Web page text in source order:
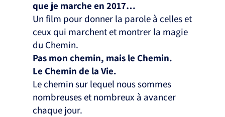
que je marche en 2017…
Un film pour donner la parole à celles et
ceux qui marchent et montrer la magie
du Chemin.
Pas mon chemin, mais le Chemin.
Le Chemin de la Vie.
Le chemin sur lequel nous sommes
nombreuses et nombreux à avancer
chaque jour.